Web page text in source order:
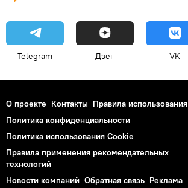
Telegram Дзен VK
О проекте Контакты Правила использования
Политика конфиденциальности
Политика использования Cookie
Правила применения рекомендательных
технологий
Новости компаний Обратная связь Реклама